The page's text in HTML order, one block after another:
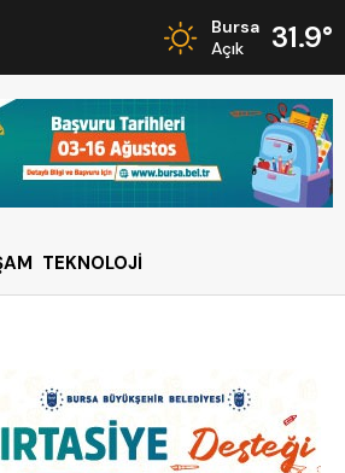
Bursa
Açık
31.9°
TEKNOLOJİ